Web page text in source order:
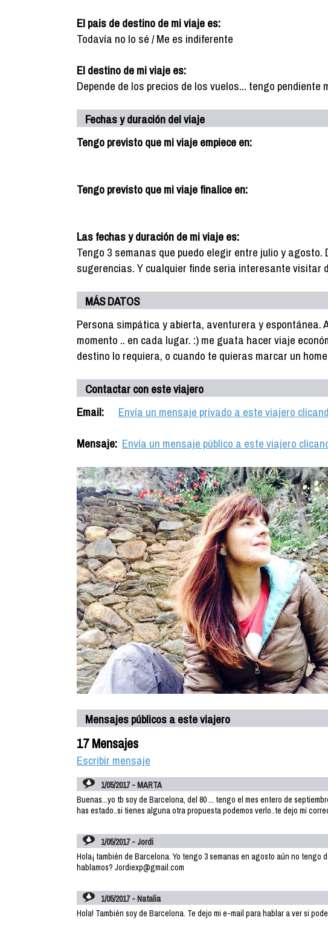
El pais de destino de mi viaje es:
Todavía no lo sé / Me es indiferente
El destino de mi viaje es:
Depende de los precios de los vuelos... tengo pendiente
Fechas y duración del viaje
Tengo previsto que mi viaje empiece en:
Tengo previsto que mi viaje finalice en:
Las fechas y duración de mi viaje es:
Tengo 3 semanas que puedo elegir entre julio y
sugerencias. Y cualquier finde seria interesante visitar
MÁS DATOS
Persona simpática y abierta, aventurera y espontánea.
momento .. en cada lugar. :) me guata hacer viaje
destino lo requiera, o cuando te quieras marcar un
Contactar con este viajero
Email:
Envía un mensaje privado a este viajero
Mensaje: Envía un mensaje público a este viajero
Mensajes públicos a este viajero
17 Mensajes
Escribir mensaje
1/05/2017 - MARTA
Buenas...yo tb soy de Barcelona, del 80 ... tengo el mes entero de
has estado..si tienes alguna otra propuesta podemos verlo..te dejo mi
1/05/2017 - Jordi
Hola¡ también de Barcelona. Yo tengo 3 semanas en agosto aún no tengo
hablamos? Jordiexp@gmail.com
1/05/2017 - Natalia
Hola! También soy de Barcelona. Te dejo mi e-mail para hablar a ver si